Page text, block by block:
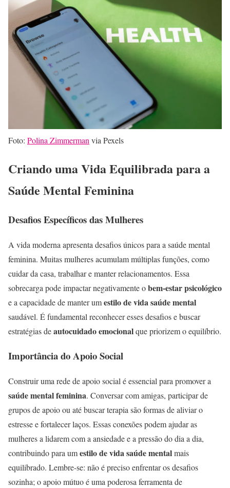
Foto: Polina Zimmerman via Pexels
Criando uma Vida Equilibrada para a
Saúde Mental Feminina
Desafios Específicos das Mulheres
A vida moderna apresenta desafios únicos para a saúde mental
feminina. Muitas mulheres acumulam múltiplas funções, como
cuidar da casa, trabalhar e manter relacionamentos. Essa
sobrecarga pode impactar negativamente obem-estar psicológico
e a capacidade de manter umestilo de vida saúde mental
saudável. É fundamental reconhecer esses desafios e buscar
estratégias deautocuidado emocionalque priorizem o equilíbrio.
Importância do Apoio Social
Construir uma rede de apoio social é essencial para promover a
saúde mental feminina. Conversar com amigas, participar de
grupos de apoio ou até buscar terapia são formas de aliviar o
estresse e fortalecer laços. Essas conexões podem ajudar as
mulheres a lidarem com a ansiedade e a pressão do dia a dia,
contribuindo para umestilo de vida saúde mentalmais
equilibrado. Lembre-se: não é preciso enfrentar os desafios
sozinha; o apoio mútuo é uma poderosa ferramenta de